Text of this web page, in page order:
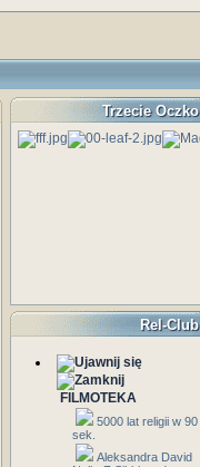
Trzecie Oczko
Rel-Club
FILMOTEKA
5000 lat religii w 90
sek.
Aleksandra David